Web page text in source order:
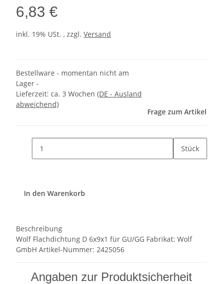
6,83 €
inkl. 19% USt. , zzgl. Versand
Bestellware - momentan nicht am
Lager -
Lieferzeit: ca. 3 Wochen (DE - Ausland
abweichend)
Frage zum Artikel
Stück
In den Warenkorb
Beschreibung
Wolf Flachdichtung D 6x9x1 für GU/GG Fabrikat: Wolf
GmbH Artikel-Nummer: 2425056
Angaben zur Produktsicherheit